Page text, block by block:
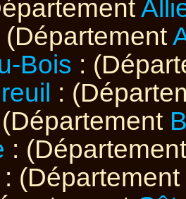
(Département
Bois :
:
:
: (Département